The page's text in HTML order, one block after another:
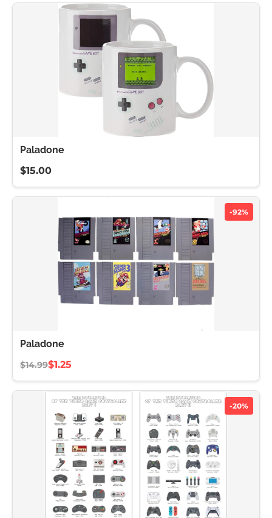
Paladone
$15.00
-92%
Paladone
$14.99$1.25
-20%